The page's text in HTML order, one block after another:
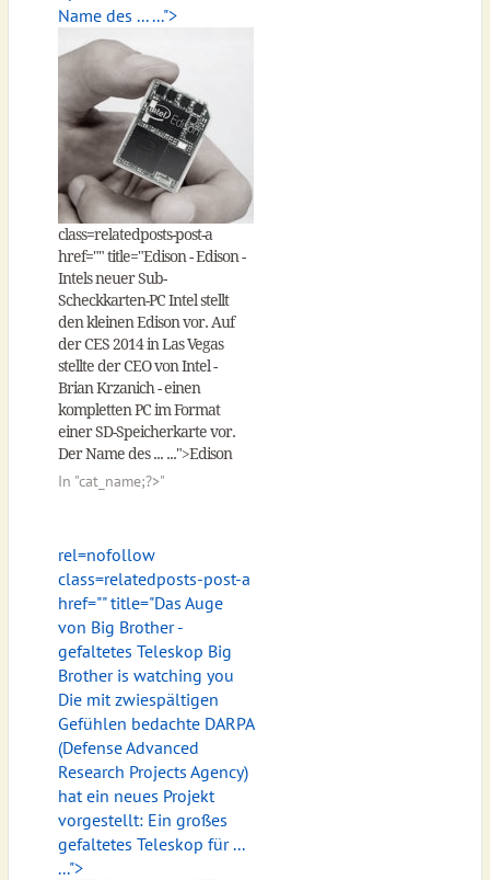
Name des ... ...">
class=relatedposts-post-a
href="" title="Edison - Edison -
Intels neuer Sub-
Scheckkarten-PC Intel stellt
den kleinen Edison vor. Auf
der CES 2014 in Las Vegas
stellte der CEO von Intel -
Brian Krzanich - einen
kompletten PC im Format
einer SD-Speicherkarte vor.
Der Name des ... ...">Edison
In "cat_name;?>"
rel=nofollow
class=relatedposts-post-a
href="" title="Das Auge
von Big Brother -
gefaltetes Teleskop Big
Brother is watching you
Die mit zwiespältigen
Gefühlen bedachte DARPA
(Defense Advanced
Research Projects Agency)
hat ein neues Projekt
vorgestellt: Ein großes
gefaltetes Teleskop für ...
...">